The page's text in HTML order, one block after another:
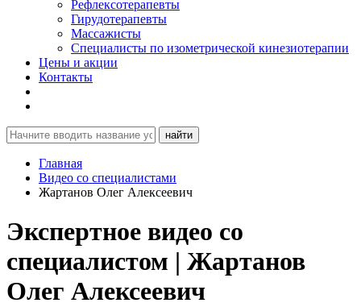
Рефлексотерапевты
Гирудотерапевты
Массажисты
Специалисты по изометрической кинезиотерапии
Цены и акции
Контакты
найти
Главная
Видео со специалистами
Жартанов Олег Алексеевич
Экспертное видео со
специалистом | Жартанов
Олег Алексеевич